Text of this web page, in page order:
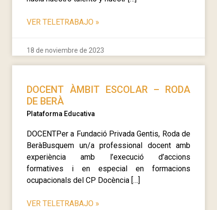
VER TELETRABAJO »
18 de noviembre de 2023
DOCENT ÀMBIT ESCOLAR – RODA
DE BERÀ
Plataforma Educativa
DOCENTPer a Fundació Privada Gentis, Roda de
BeràBusquem un/a professional docent amb
experiència amb l’execució d’accions
formatives i en especial en formacions
ocupacionals del CP Docència […]
VER TELETRABAJO »